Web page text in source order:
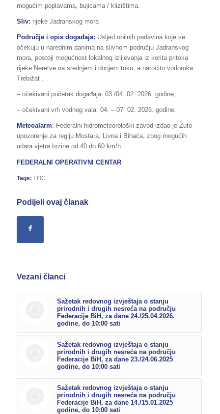
mogućim poplavama, bujicama / klizištima.
Sliv: rijeke Jadranskog mora
Područje i opis događaja: Usljed obilnih padavina koje se
očekuju u narednim danima na slivnom području Jadranskog
mora, postoji mogućnost lokalnog izlijevanja iz korita pritoka
rijeke Neretve na srednjem i donjem toku, a naročito vodoroka
Trebižat .
– očekivani početak događaja: 03./04. 02. 2026. godine,
– očekivani vrh vodnog vala: 04. – 07. 02. 2026. godine.
Meteoalarm: Federalni hidrometeorološki zavod izdao je Žuto
upozorenje za regiju Mostara, Livna i Bihaća, zbog mogućih
udara vjetra brzine od 40 do 60 km/h.
FEDERALNI OPERATIVNI CENTAR
Tags: FOC
Podijeli ovaj članak
Vezani članci
Sažetak redovnog izvještaja o stanju
prirodnih i drugih nesreća na području
Federacije BiH, za dane 24./25.04.2026.
godine, do 10:00 sati
Sažetak redovnog izvještaja o stanju
prirodnih i drugih nesreća na području
Federacije BiH, za dane 23./24.06.2025
godine, do 10:00 sati
Sažetak redovnog izvještaja o stanju
prirodnih i drugih nesreća na području
Federacije BiH, za dane 14./15.01.2025
godine, do 10:00 sati